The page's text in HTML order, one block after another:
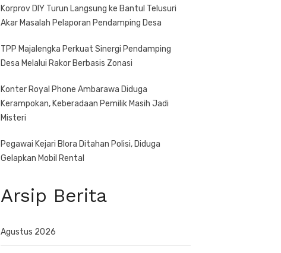
Korprov DIY Turun Langsung ke Bantul Telusuri
Akar Masalah Pelaporan Pendamping Desa
TPP Majalengka Perkuat Sinergi Pendamping
Desa Melalui Rakor Berbasis Zonasi
Konter Royal Phone Ambarawa Diduga
Kerampokan, Keberadaan Pemilik Masih Jadi
Misteri
Pegawai Kejari Blora Ditahan Polisi, Diduga
Gelapkan Mobil Rental
Arsip Berita
Agustus 2026